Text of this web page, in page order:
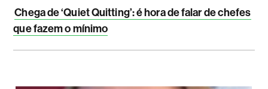
Chega de ‘Quiet Quitting’: é hora de falar de chefes
que fazem o mínimo